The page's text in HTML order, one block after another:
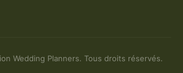
Wedding Planners. Tous droits réservés.